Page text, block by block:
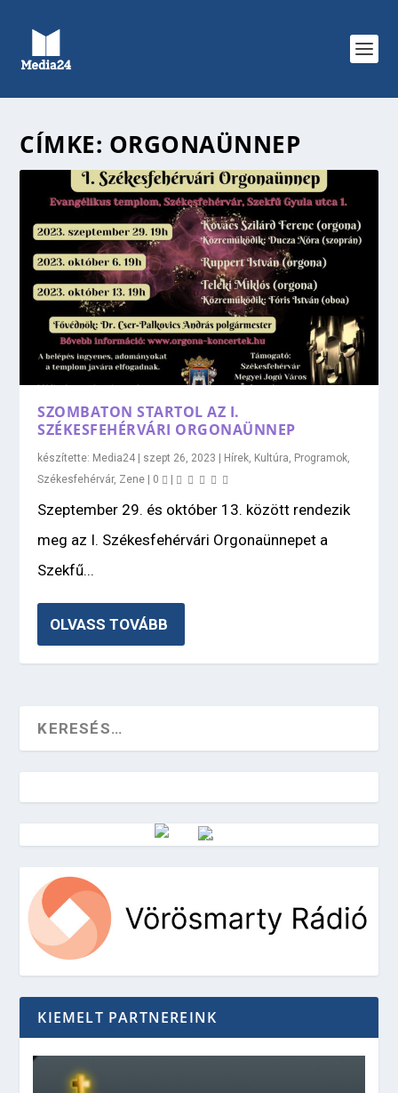
CÍMKE: ORGONAÜNNEP
SZOMBATON STARTOL AZ I.
SZÉKESFEHÉRVÁRI ORGONAÜNNEP
készítette: Media24 | szept 26, 2023 | Hírek Kultúra Programok
Székesfehérvár, Zene | 0 |
Szeptember 29. és október 13. között rendezik
meg az I. Székesfehérvári Orgonaünnepet a
Szekfű...
OLVASS TOVÁBB
Vörösmarty Rádió
KIEMELT PARTNEREINK